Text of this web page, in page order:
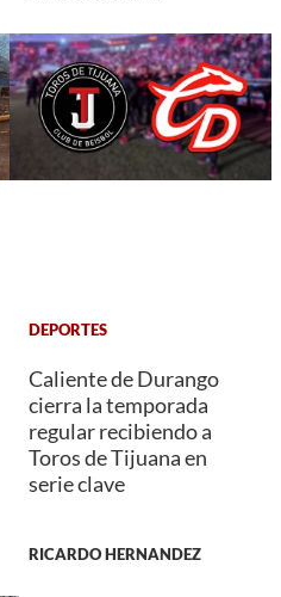
DEPORTES
Caliente de Durango
cierra la temporada
regular recibiendo a
Toros de Tijuana en
serie clave
RICARDO HERNANDEZ